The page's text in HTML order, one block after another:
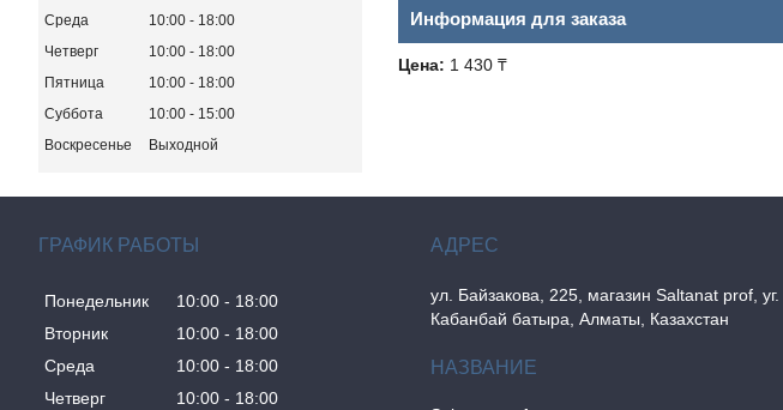
Информация для заказа
Цена: 1 430 ₸
Среда
10:00
18:00
Четверг
10:00
18:00
Пятница
10:00
18:00
Суббота
10:00
15:00
Воскресенье
Выходной
ГРАФИК РАБОТЫ
Понедельник 10:00
18:00
Вторник
10:00
18:00
Среда
10:00
18:00
Четверг
10:00 18:00
ул. Байзакова, 225, магазин Saltanat prof, уг.
Кабанбай батыра, Алматы, Казахстан